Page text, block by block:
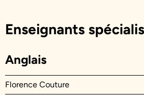
Enseignants
Anglais
Florence Couture